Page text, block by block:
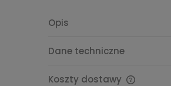
Opis
Dane techniczne
Koszty dostawy